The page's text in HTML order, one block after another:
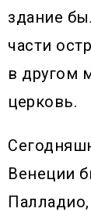
здание
части
в другом
церковь.
Венеции